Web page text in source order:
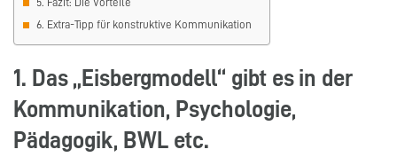
5. Fazit: Die Vorteile
6. Extra-Tipp für konstruktive Kommunikation
1. Das „Eisbergmodell“ gibt es in der
Kommunikation, Psychologie,
Pädagogik, BWL etc.